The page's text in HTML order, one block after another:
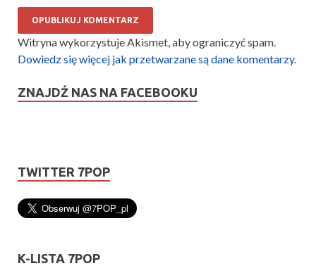
Witryna wykorzystuje Akismet, aby ograniczyć spam.
Dowiedz się więcej jak przetwarzane są dane komentarzy.
ZNAJDŹ NAS NA FACEBOOKU
TWITTER 7POP
K-LISTA 7POP